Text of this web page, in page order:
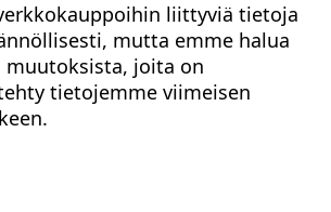
liittyviä tietoja
mutta emme halua
muutoksista, joita on
tietojemme viimeisen